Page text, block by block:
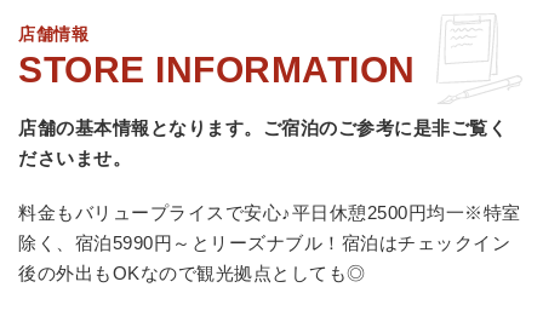
店舗情報
店舗の基本情報となります。 ご宿泊のご参考に是非ご覧く
ださいませ。
料金もバリュープライスで安心♪平日休憩2500円均一※特室
除く、宿泊5990円～とリーズナブル！宿泊はチェックイン
後の外出もOKなので観光拠点としても◎